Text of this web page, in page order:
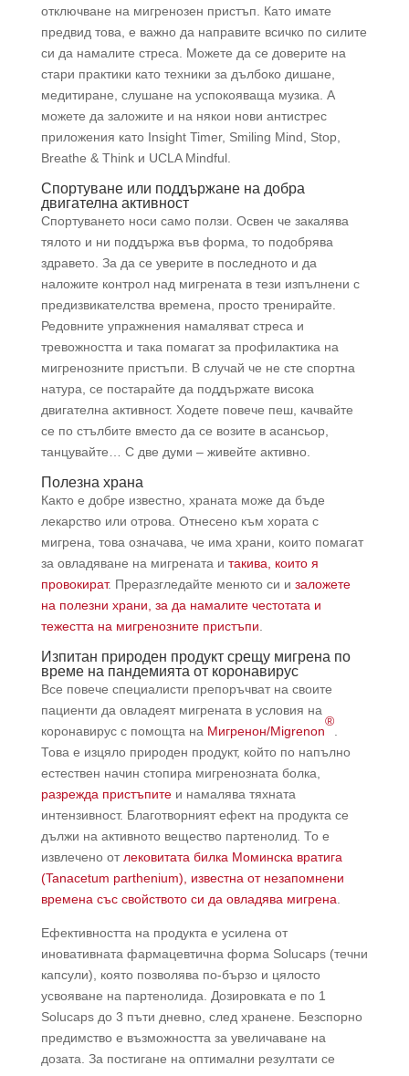
отключване на мигренозен пристъп. Като имате
предвид това, е важно да направите всичко по силите
си да намалите стреса. Можете да се доверите на
стари практики като техники за дълбоко дишане,
медитиране, слушане на успокояваща музика. А
можете да заложите и на някои нови антистрес
приложения като Insight Timer, Smiling Mind, Stop,
Breathe & Think и UCLA Mindful.
Спортуване или поддържане на добра
двигателна активност
Спортуването носи само ползи. Освен че закалява
тялото и ни поддържа във форма, то подобрява
здравето. За да се уверите в последното и да
наложите контрол над мигрената в тези изпълнени с
предизвикателства времена, просто тренирайте.
Редовните упражнения намаляват стреса и
тревожността и така помагат за профилактика на
мигренозните пристъпи. В случай че не сте спортна
натура, се постарайте да поддържате висока
двигателна активност. Ходете повече пеш, качвайте
се по стълбите вместо да се возите в асансьор,
танцувайте… С две думи – живейте активно.
Полезна храна
Както е добре известно, храната може да бъде
лекарство или отрова. Отнесено към хората с
мигрена, това означава, че има храни, които помагат
за овладяване на мигрената и такива, които я
провокират. Преразгледайте менюто си и заложете
на полезни храни, за да намалите честотата и
тежестта на мигренозните пристъпи
Изпитан природен продукт срещу мигрена по
време на пандемията от коронавирус
Все повече специалисти препоръчват на своите
пациенти да овладеят мигрената в условия на
коронавирус с помощта на Мигренон/Migrenon
®
Това е изцяло природен продукт, който по напълно
естествен начин стопира мигренозната болка,
разрежда пристъпитеи намалява тяхната
интензивност. Благотворният ефект на продукта се
дължи на активното вещество партенолид. То е
извлечено от лековитата билка Моминска вратига
(Tanacetum parthenium), известна от незапомнени
времена със свойството си да овладява мигрена
Ефективността на продукта е усилена от
иновативната фармацевтична форма Solucaps (течни
капсули), която позволява по-бързо и цялосто
усвояване на партенолида. Дозировката е по 1
Solucaps до 3 пъти дневно, след хранене. Безспорно
предимство е възможността за увеличаване на
дозата. За постигане на оптимални резултати се